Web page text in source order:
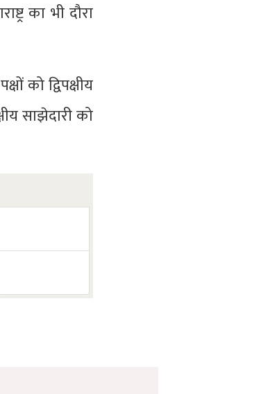
का भी दौरा
को द्विपक्षीय
साझेदारी को